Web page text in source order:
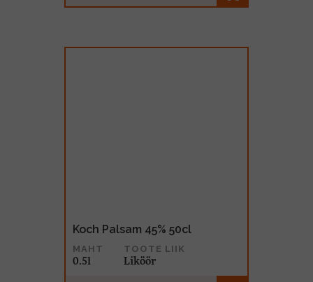
Koch Palsam 45% 50cl
MAHT
0.5l
TOOTE LIIK
Liköör